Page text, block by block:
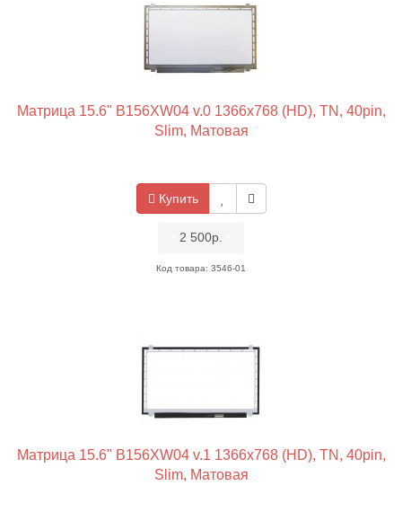
Матрица 15.6" B156XW04 v.0 1366x768 (HD), TN, 40pin,
Slim, Матовая
Купить
2 500р.
Код товара: 3546-01
Матрица 15.6" B156XW04 v.1 1366x768 (HD), TN, 40pin,
Slim, Матовая